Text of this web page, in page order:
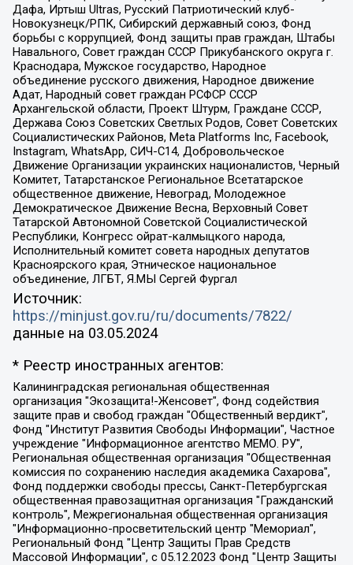
Дафа, Иртыш Ultras, Русский Патриотический клуб-
Новокузнецк/РПК, Сибирский державный союз, Фонд
борьбы с коррупцией, Фонд защиты прав граждан, Штабы
Навального, Совет граждан СССР Прикубанского округа г.
Краснодара, Мужское государство, Народное
объединение русского движения, Народное движение
Адат, Народный совет граждан РСФСР СССР
Архангельской области, Проект Штурм, Граждане СССР,
Держава Союз Советских Светлых Родов, Совет Советских
Социалистических Районов, Meta Platforms Inc, Facebook,
Instagram, WhatsApp, СИЧ-С14, Добровольческое
Движение Организации украинских националистов, Черный
Комитет, Татарстанское Региональное Всетатарское
общественное движение, Невоград, Молодежное
Демократическое Движение Весна, Верховный Совет
Татарской Автономной Советской Социалистической
Республики, Конгресс ойрат-калмыцкого народа,
Исполнительный комитет совета народных депутатов
Красноярского края, Этническое национальное
объединение, ЛГБТ, Я.МЫ Сергей Фургал
Источник:
https://minjust.gov.ru/ru/documents/7822/
данные на 03.05.2024
* Реестр иностранных агентов:
Калининградская региональная общественная организация "Экозащита!-Женсовет", Фонд содействия защите прав и свобод граждан "Общественный вердикт", Фонд "Институт Развития Свободы Информации", Частное учреждение "Информационное агентство МЕМО. РУ", Региональная общественная организация "Общественная комиссия по сохранению наследия академика Сахарова", Фонд поддержки свободы прессы, Санкт-Петербургская общественная правозащитная организация "Гражданский контроль", Межрегиональная общественная организация "Информационно-просветительский центр "Мемориал", Региональный Фонд "Центр Защиты Прав Средств Массовой Информации", с 05.12.2023 Фонд "Центр Защиты Прав Средств массовой информации", Региональная общественная благотворительная организация помощи беженцам и мигрантам "Гражданское содействие", Негосударственное образовательное учреждение дополнительного профессионального образования (повышение квалификации) специалистов "АКАДЕМИЯ ПО ПРАВАМ ЧЕЛОВЕКА", Свердловская региональная общественная организация "Сутяжник", Автономная некоммерческая организация "Центр независимых социологических исследований", Союз общественных объединений "Российский исследовательский центр по правам человека", Региональное общественное учреждение научно-информационный центр "МЕМОРИАЛ", Некоммерческая организация "Фонд защиты гласности", Автономная некоммерческая организация "Институт прав человека", Городская общественная организация "Екатеринбургское общество "МЕМОРИАЛ", Городская общественная организация "Рязанское историко-просветительское и правозащитное общество "Мемориал" (Рязанский Мемориал), Челябинский региональный орган общественной самодеятельности – женское общественное объединение "Женщины Евразии", Челябинский региональный орган общественной самодеятельности "Уральская правозащитная группа", Фонд содействия защите здоровья и социальной справедливости имени Андрея Рылькова, Автономная Некоммерческая Организация "Аналитический Центр Юрия Левады", Автономная некоммерческая организация социальной поддержки населения "Проект Апрель", Региональная общественная организация помощи женщинам и детям, находящимся в кризисной ситуации "Информационно-методический центр "Анна", Фонд содействия развитию массовых коммуникаций и правовому просвещению "Так-так-Так", Фонд содействия устойчивому развитию "Серебряная тайга", Свердловский региональный общественный фонд социальных проектов "Новое время", "Idel.Реалии", Кавказ.Реалии, Крым.Реалии, Телеканал Настоящее Время, Татаро-башкирская служба Радио Свобода (Azatliq Radiosi), Радио Свободная Европа/Радио Свобода (PCE/PC), "Сибирь.Реалии", "Фактограф", Благотворительный фонд помощи осужденным и их семьям, Автономная некоммерческая организация "Институт глобализации и социальных движений", Фонд "В защиту прав заключенных", Частное учреждение "Центр поддержки и содействия развитию средств массовой информации", Пензенский региональный общественный благотворительный фонд "Гражданский союз", "Север.Реалии", Некоммерческая организация Фонд "Правовая инициатива", Общество с ограниченной ответственностью "Радио Свободная Европа/Радио Свобода", Чешское информационное агентство "MEDIUM-ORIENT", Красноярская региональная общественная организация "Мы против СПИДа", Камалягин Денис Николаевич, Маркелов Сергей Евгеньевич, Пономарев Лев Александрович, Савицкая Людмила Алексеевна, Автономная некоммерческая организация "Центр по работе с проблемой насилия "НАСИЛИЮ.НЕТ", Межрегиональный профессиональный союз работников здравоохранения "Альянс врачей", Юридическое лицо, зарегистрированное в Латвийской Республике, SIA "Medusa Project" (регистрационный номер 40103797863, дата регистрации 10.06.2014), Некоммерческая организация "Фонд по борьбе с коррупцией", Автономная некоммерческая организация "Институт права и публичной политики", Баданин Роман Сергеевич, Гликин Максим Александрович, Железнова Мария Михайловна, Лукьянова Юлия Сергеевна, Маетная Елизавета Витальевна, Маняхин Петр Борисович, Чуракова Ольга Владимировна, Ярош Юлия Петровна, Юридическое лицо "The Insider SIA", зарегистрированное в Риге, Латвийская Республика (дата регистрации 26.06.2015), являющееся администратором доменного имени интернет-издания "The Insider SIA", https://theins.ru, Постернак Алексей Евгеньевич, Рубин Михаил Аркадьевич, Анин Роман Александрович, Юридическое лицо Istories fonds, зарегистрированное в Латвийской Республике (регистрационный номер 50008295751, дата регистрации 24.02.2020), Великовский Дмитрий Александрович, Долинина Ирина Николаевна, Мароховская Алеся Алексеевна, Шлейнов Роман Юрьевич, Шмагун Олеся Валентиновна, Общество с ограниченной ответственностью "Альтаир 2021", Общество с ограниченной ответственностью "Вега 2021", Общество с ограниченной ответственностью "Главный редактор 2021", Общество с ограниченной ответственностью "Ромашки монолит", Важенков Артем Валерьевич, Ивановская областная общественная организация "Центр гендерных исследований", Гурман Юрий Альбертович, Медиапроект "ОВД-Инфо", Егоров Владимир Владимирович, Жилинский Владимир Александрович, Общество с ограниченной ответственностью "ЗП", Иванова София Юрьевна, Карезина Инна Павловна, Кильтау Екатерина Викторовна, Петров Алексей Викторович, Пискунов Сергей Евгеньевич, Смирнов Сергей Сергеевич, Тихонов Михаил Сергеевич, Общество с ограниченной ответственностью "ЖУРНАЛИСТ-ИНОСТРАННЫЙ АГЕНТ", Арапова Галина Юрьевна, Вольтская Татьяна Анатольевна, Американская компания "Mason G.E.S. Anonymous Foundation" (США), являющаяся владельцем интернет-издания https://mnews.world/, Компания "Stichting Bellingcat", зарегистрированная в Нидерландах (дата регистрации 11.07.2018), Захаров Андрей Вячеславович, Клепиковская Екатерина Дмитриевна, Общество с ограниченной ответственностью "МЕМО", Перл Роман Александрович, Симонов Евгений Алексеевич, Соловьева Елена Анатольевна, Сотников Даниил Владимирович, Сурначева Елизавета Дмитриевна, Автономная некоммерческая организация по защите прав человека и информированию населения "Якутия – Наше Мнение", Общество с ограниченной ответственностью "Москоу диджитал медиа", с 26.01.2023 Общество с ограниченной ответственностью "Чайка Белые сады", Ветошкина Валерия Валерьевна, Заговора Максим Александрович, Межрегиональное общественное движение "Российская ЛГБТ - сеть", Оленичев Максим Владимирович, Павлов Иван Юрьевич, Скворцова Елена Сергеевна, Общество с ограниченной ответственностью "Как бы инагент", Кочетков Игорь Викторович, Общество с ограниченной ответственностью "Честные выборы", Еланчик Олег Александрович, Общество с ограниченной ответственностью "Нобелевский призыв", Гималова Регина Эмилевна, Григорьев Андрей Валерьевич, Григорьева Алина Александровна, Ассоциация по содействию защите прав призывников, альтернативнослужащих и военнослужащих "Правозащитная группа "Гражданин.Армия.Право", Хисамова Регина Фаритовна, Автономная некоммерческая организация по реализации социально-правовых программ "Лилит", Дальневосточное общественное движение "Маяк", Санкт-Петербургская ЛГБТ-инициативная группа "Выход", Инициативная группа ЛГБТ+ "Реверс", Алексеев Андрей Викторович, Бекбулатова Таисия Львовна, Беляев Иван Михайлович, Владыкина Елена Сергеевна, Гельман Марат Александрович, Никульшина Вероника Юрьевна, Толоконникова Надежда Андреевна, Шендерович Виктор Анатольевич, Общество с ограниченной ответственностью "Данное сообщение", Общество с ограниченной ответственностью Издательский дом "Новая глава", Айнбиндер Александра Александровна, Московский комьюнити-центр для ЛГБТ+инициатив, Благотворительный фонд развития филантропии, Deutsche Welle (Германия, Kurt-Schumacher-Strasse 3, 53113 Bonn), Борзунова Мария Михайловна, Воробьев Виктор Викторович, Голубева Анна Львовна, Константинова Алла Михайловна, Малкова Ирина Владимировна, Мурадов Мурад Абдулгалимович, Осетинская Елизавета Николаевна, Понасенков Евгений Николаевич, Ганапольский Матвей Юрьевич, Киселев Евгений Алексеевич, Борухович Ирина Григорьевна, Дремин Иван Тимофеевич, Дубровский Дмитрий Викторович, Красноярская региональная общественная организация поддержки и развития альтернативных образовательных технологий и межкультурных коммуникаций "ИНТЕРРА", Маяковская Екатерина Алексеевна, Фейгин Марк Захарович, Филимонов Андрей Викторович, Дзугкоева Регина Николаевна, Доброхотов Роман Александрович, Дудь Юрий Александрович, Елкин Сергей Владимирович, Кругликов Кирилл Игоревич, Сабунаева Мария Леонидовна, Семенов Алексей Владимирович, Шаинян Карен Багратович, Шульман Екатерина Михайловна, Асафьев Артур Валерьевич, Вахштайн Виктор Семенович, Венедиктов Алексей Алексеевич, Лушникова Екатерина Евгеньевна, Волков Леонид Михайлович, Невзоров Александр Глебович, Пархоменко Сергей Борисович, Сироткин Ярослав Николаевич, Кара-Мурза Владимир Владимирович, Баранова Наталья Владимировна, Гозман Леонид Яковлевич, Кагарлицкий Борис Юльевич, Климарев Михаил Валерьевич, Милов Владимир Станиславович, Автономная некоммерческая организация Краснодарский центр современного искусства "Типография", Моргенштерн Алишер Тагирович, Соболь Любовь Эдуардовна, Общество с ограниченной ответственностью "ЛИЗА НОРМ", Каспаров Гарри Кимович, Ходорковский Михаил Борисович, Общество с ограниченной ответственностью "Апрельские тезисы", Данилович Ирина Брониславовна, Кашин Олег Владимирович, Петров Николай Владимирович, Пивоваров Алексей Владимирович, Соколов Михаил Владимирович, Цветкова Юлия Владимировна, Чичваркин Евгений Александрович, Комитет против пыток/Команда против пыток, Общество с ограниченной ответственностью "Первый научный", Общество с ограниченной ответственностью "Вертолет и ко", Белоцерковская Вероника Борисовна, Кац Максим Евгеньевич, Лазарева Татьяна Юрьевна, Шаведдинов Руслан Табризович, Яшин Илья Валерьевич, Общество с ограниченной ответственностью "Иноагент ААВ", Алешковский Дмитрий Петрович, Альбац Евгения Марковна, Быков Дмитрий Львович, Галямина Юлия Евгеньевна, Лойко Сергей Леонидович, Мартынов Кирилл Константинович, Медведев Сергей Александрович, Крашенинников Федор Геннадиевич, Гордеева Катерина Вл